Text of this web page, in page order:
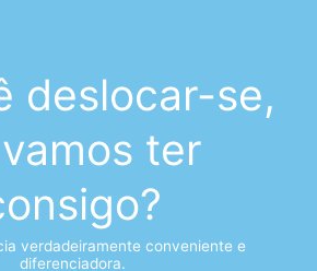
deslocar-se,
ter
verdadeiramente conveniente e
diferenciadora.